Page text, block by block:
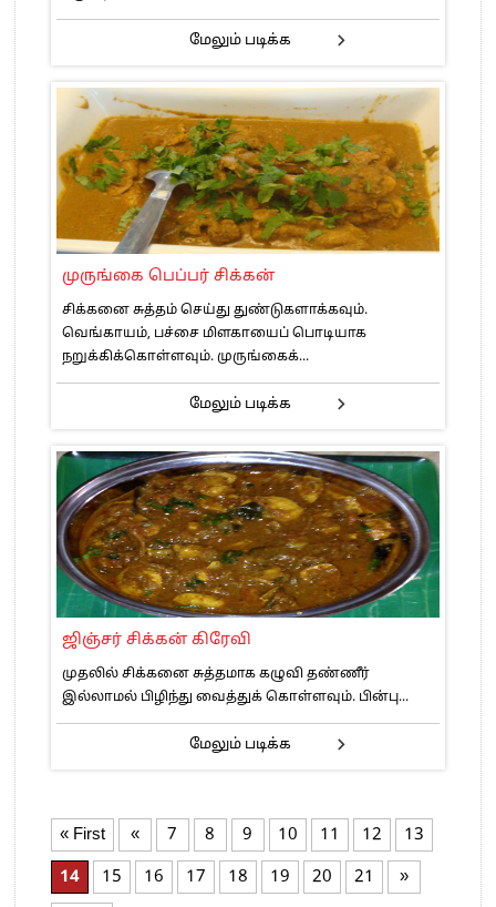
மேலும் படிக்க
முருங்கை பெப்பர் சிக்கன்
சிக்கனை சுத்தம் செய்து துண்டுகளாக்கவும்.
வெங்காயம், பச்சை மிளகாயைப் பொடியாக
நறுக்கிக்கொள்ளவும். முருங்கைக்...
மேலும் படிக்க
ஜிஞ்சர் சிக்கன் கிரேவி
முதலில் சிக்கனை சுத்தமாக கழுவி தண்ணீர்
இல்லாமல் பிழிந்து வைத்துக் கொள்ளவும். பின்பு...
மேலும் படிக்க
« First « 7 8 9 10 11 12
13
14
15 16 17 18 19 20 21
»